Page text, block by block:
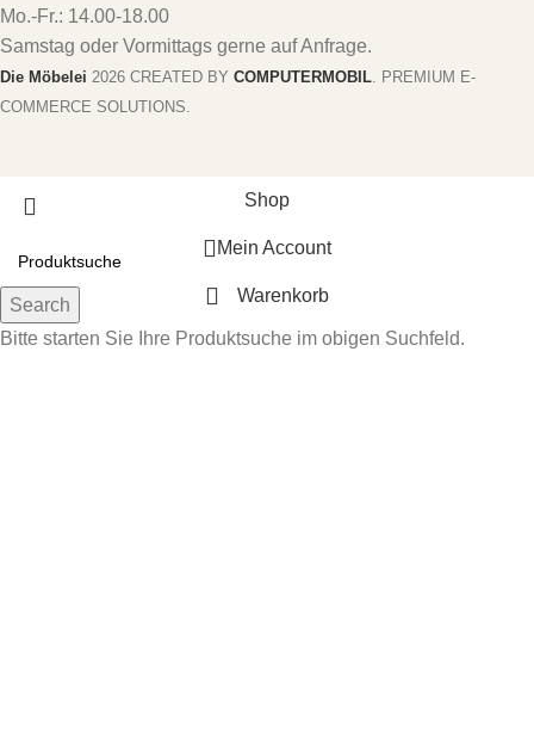
Mo.-Fr.: 14.00-18.00
Samstag oder Vormittags gerne auf Anfrage.
Die Möbelei 2026 CREATED BY COMPUTERMOBIL . PREMIUM E-
COMMERCE SOLUTIONS.
Search
Bitte starten Sie Ihre Produktsuche im obigen Suchfeld.
Shop
Mein Account
Warenkorb